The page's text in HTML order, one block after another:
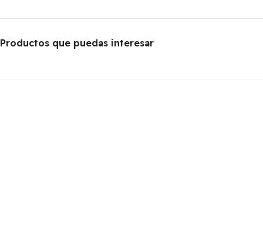
Productos que puedas interesar